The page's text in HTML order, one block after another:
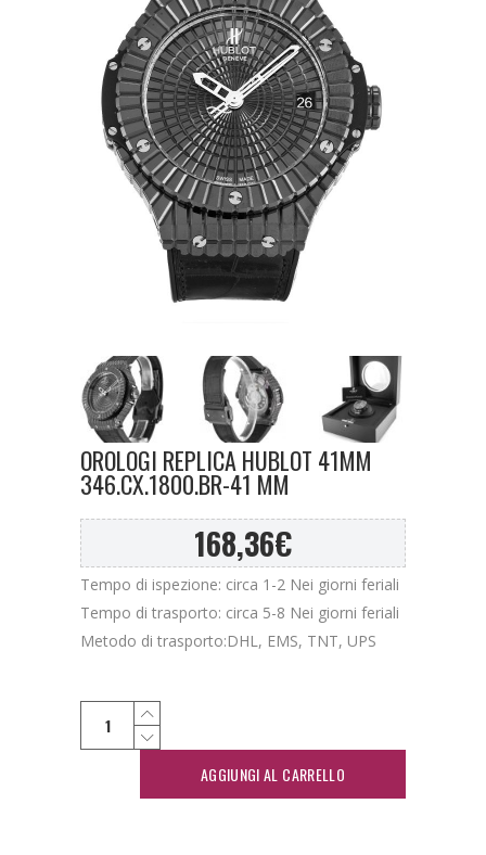
OROLOGI REPLICA HUBLOT 41MM
346.CX.1800.BR-41 MM
168,36€
Tempo di ispezione: circa 1-2 Nei giorni feriali
Tempo di trasporto: circa 5-8 Nei giorni feriali
Metodo di trasporto:DHL, EMS, TNT, UPS
AGGIUNGI AL CARRELLO